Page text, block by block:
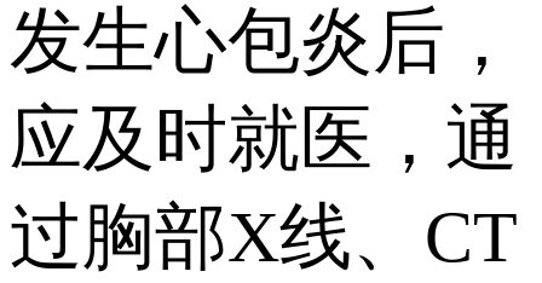
发生心包炎后，
应及时就医，通
过胸部X线、CT